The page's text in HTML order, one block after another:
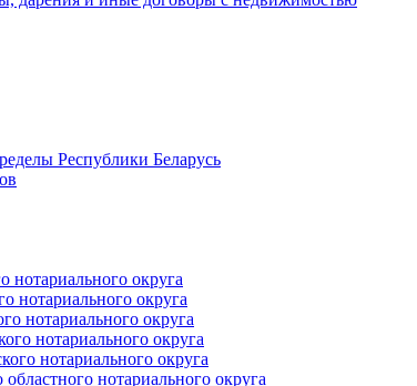
Республики Беларусь
нотариального округа
нотариального округа
нотариального округа
нотариального округа
нотариального округа
нотариального округа